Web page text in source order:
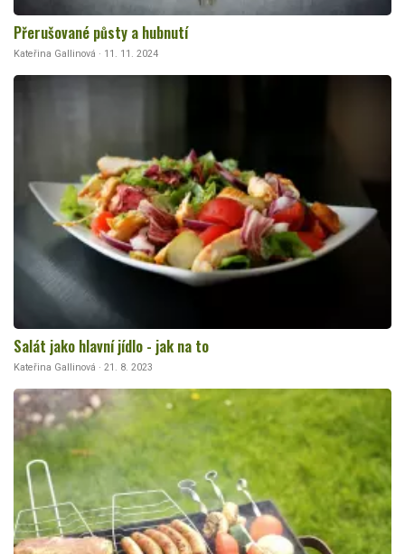
Přerušované půsty a hubnutí
Kateřina Gallinová · 11. 11. 2024
Salát jako hlavní jídlo - jak na to
Kateřina Gallinová · 21. 8. 2023